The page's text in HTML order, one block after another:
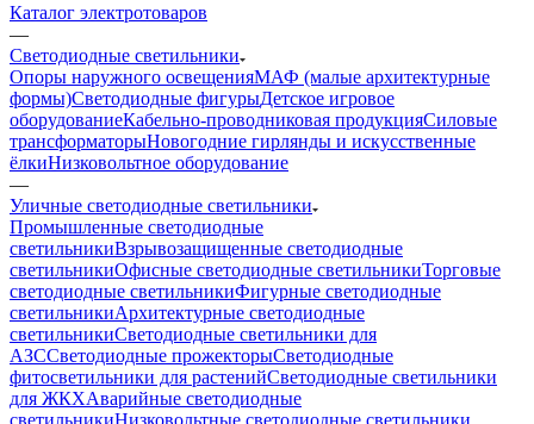
Каталог электротоваров
—
Светодиодные светильники
Опоры наружного освещенияМАФ (малые архитектурные
формы)Светодиодные фигурыДетское игровое
оборудованиеКабельно-проводниковая продукцияСиловые
трансформаторыНовогодние гирлянды и искусственные
ёлкиНизковольтное оборудование
—
Уличные светодиодные светильники
Промышленные светодиодные
светильникиВзрывозащищенные светодиодные
светильникиОфисные светодиодные светильникиТорговые
светодиодные светильникиФигурные светодиодные
светильникиАрхитектурные светодиодные
светильникиСветодиодные светильники для
АЗССветодиодные прожекторыСветодиодные
фитосветильники для растенийСветодиодные светильники
для ЖКХАварийные светодиодные
светильникиНизковольтные светодиодные светильники